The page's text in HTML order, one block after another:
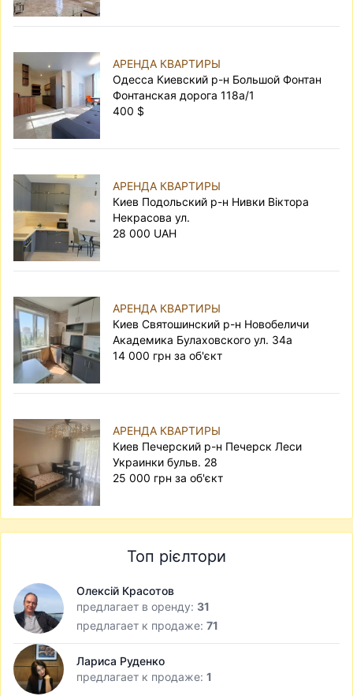
АРЕНДА КВАРТИРЫ
Одесса Киевский р-н Большой Фонтан
Фонтанская дорога 118а/1
400 $
АРЕНДА КВАРТИРЫ
Киев Подольский р-н Нивки Віктора
Некрасова ул.
28 000 UAH
АРЕНДА КВАРТИРЫ
Киев Святошинский р-н Новобеличи
Академика Булаховского ул. 34а
14 000 грн за об'єкт
АРЕНДА КВАРТИРЫ
Киев Печерский р-н Печерск Леси
Украинки бульв. 28
25 000 грн за об'єкт
Топ рієлтори
Олексій Красотов
предлагает в оренду: 31
предлагает к продаже: 71
Лариса Руденко
предлагает к продаже: 1